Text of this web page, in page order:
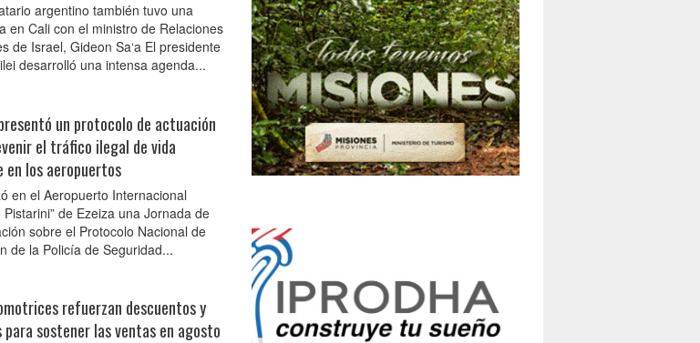
argentino también tuvo una
en Cali con el ministro de Relaciones
de Israel, Gideon Sa‘a El presidente
desarrolló una intensa agenda...
un protocolo de actuación
el tráfico ilegal de vida
en los aeropuertos
en el Aeropuerto Internacional
Pistarini” de Ezeiza una Jornada de
sobre el Protocolo Nacional de
de la Policía de Seguridad...
refuerzan descuentos y
sostener las ventas en agosto